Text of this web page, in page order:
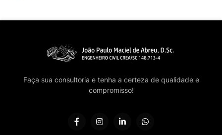
Faça sua consultoria e tenha a certeza de qualidade e
compromisso!